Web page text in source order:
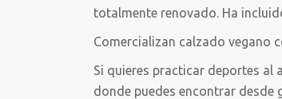
totalmente renovado. Ha
Comercializan calzado vegano
Si quieres practicar deportes al
donde puedes encontrar desde